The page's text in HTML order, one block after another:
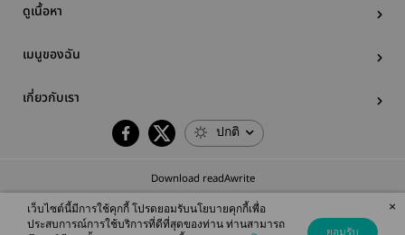
ดูเนื้อหา
เมนูของฉัน
เกี่ยวกับเรา
ปกติ
Download readAwrite
เว็บไซต์นี้มีการใช้คุกกี้ โปรดยอมรับนโยบายคุกกี้เพื่อ
ประสบการณ์การใช้บริการที่ดีที่สุดของท่าน ท่านสามารถ
ยอมรับ
×